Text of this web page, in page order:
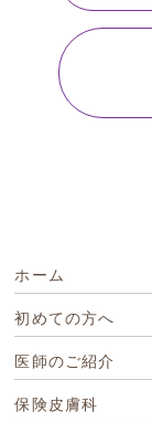
ホーム
初めての方へ
医師のご紹介
保険皮膚科